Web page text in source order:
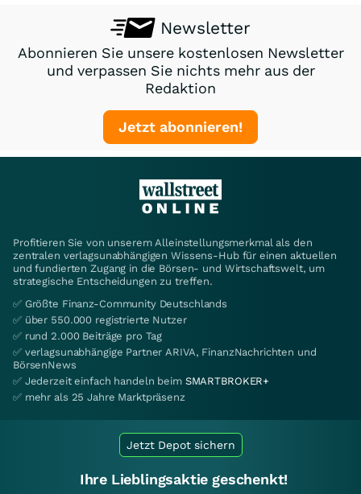
Newsletter
Abonnieren Sie unsere kostenlosen Newsletter
und verpassen Sie nichts mehr aus der
Redaktion
Jetzt abonnieren!
Profitieren Sie von unserem Alleinstellungsmerkmal als den
zentralen verlagsunabhängigen Wissens-Hub für einen aktuellen
und fundierten Zugang in die Börsen- und Wirtschaftswelt, um
strategische Entscheidungen zu treffen.
✅ Größte Finanz-Community Deutschlands
✅ über 550.000 registrierte Nutzer
✅ rund 2.000 Beiträge pro Tag
✅ verlagsunabhängige Partner ARIVA, FinanzNachrichten und
BörsenNews
✅ Jederzeit einfach handeln beim SMARTBROKER+
✅ mehr als 25 Jahre Marktpräsenz
Jetzt Depot sichern
Ihre Lieblingsaktie geschenkt!